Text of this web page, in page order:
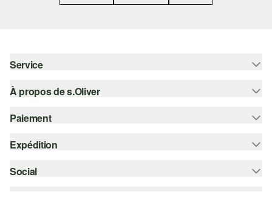
Service
Aide - FAQ
À propos de s.Oliver
S'abonner à la Newsletter
s.Oliver Card
Paiement
Carte de crédit
Expédition
Suivi de colis
Social